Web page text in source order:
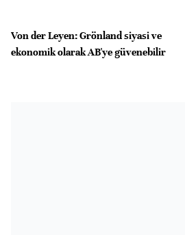
Von der Leyen: Grönland siyasi ve
ekonomik olarak AB'ye güvenebilir